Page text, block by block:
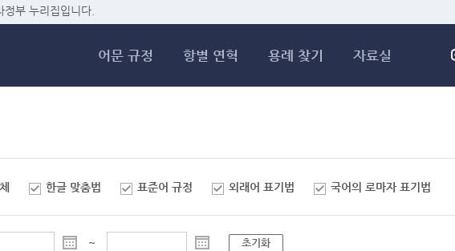
부 누리집입니다.
어문 규정 항별 연혁 용례 찾기 자료실
한글 맞춤법 표준어 규정 외래어 표기법 국어의 로마자 표기법
~ 초기화